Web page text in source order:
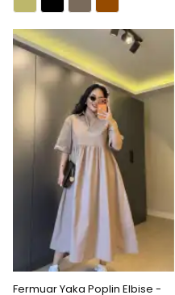
Fermuar Yaka Poplin Elbise -